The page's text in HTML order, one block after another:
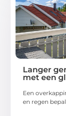
Langer
met een
Een
en regen